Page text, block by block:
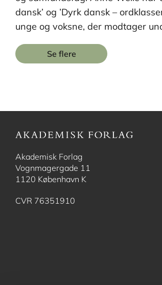
dansk’ og ’Dyrk dansk –
unge og voksne, der modtager
Se flere
Akademisk Forlag
Vognmagergade 11
1120 København K
CVR 76351910